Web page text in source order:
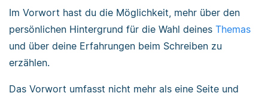
Im Vorwort hast du die Möglichkeit, mehr über den
persönlichen Hintergrund für die Wahl deines Themas
und über deine Erfahrungen beim Schreiben zu
erzählen.
Das Vorwort umfasst nicht mehr als eine Seite und